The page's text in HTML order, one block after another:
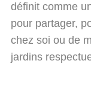
définit comme
pour partager,
chez soi ou de
jardins